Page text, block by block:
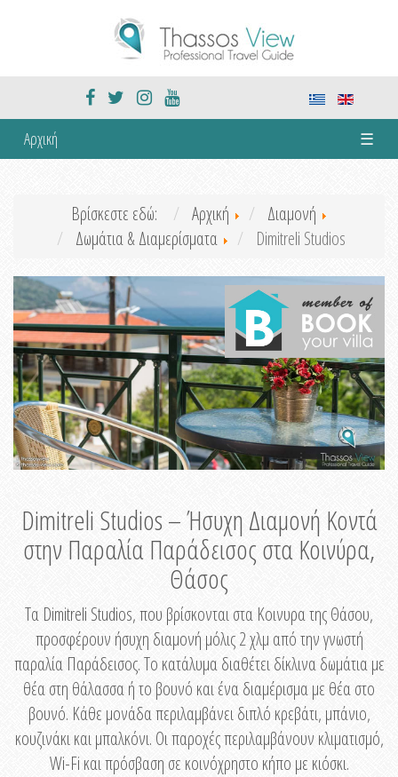
Αρχική ☰
Βρίσκεστε εδώ: Αρχική
Διαμονή
Δωμάτια & Διαμερίσματα
Dimitreli Studios
Dimitreli Studios – Ήσυχη Διαμονή Κοντά
στην Παραλία Παράδεισος στα Κοινύρα,
Θάσος
Τα Dimitreli Studios, που βρίσκονται στα Κοινυρα της Θάσου,
προσφέρουν ήσυχη διαμονή μόλις 2 χλμ από την γνωστή
παραλία Παράδεισος. Το κατάλυμα διαθέτει δίκλινα δωμάτια με
θέα στη θάλασσα ή το βουνό και ένα διαμέρισμα με θέα στο
βουνό. Κάθε μονάδα περιλαμβάνει διπλό κρεβάτι, μπάνιο,
κουζινάκι και μπαλκόνι. Οι παροχές περιλαμβάνουν κλιματισμό,
Wi-Fi και πρόσβαση σε κοινόχρηστο κήπο με κιόσκι.